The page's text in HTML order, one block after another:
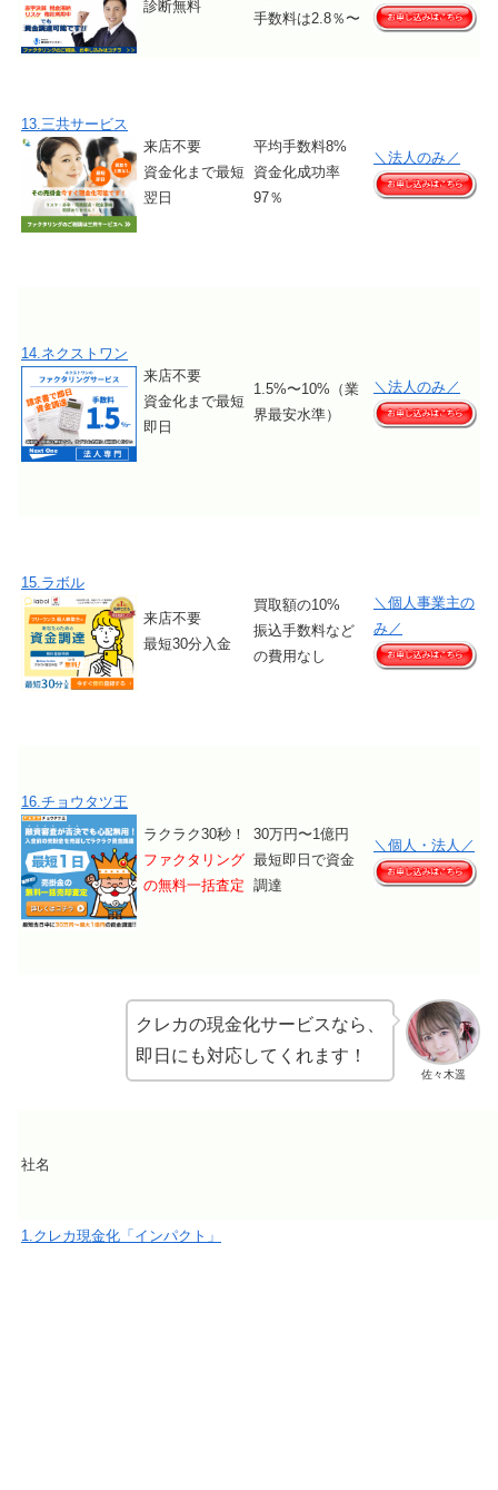
診断無料
手数料は2.8％〜
13.三共サービス
来店不要
資金化まで最短
翌日
平均手数料8%
資金化成功率
97％
＼法人のみ／
14.ネクストワン
来店不要
資金化まで最短
即日
1.5%〜10%（業
界最安水準）
＼法人のみ／
15.ラボル
来店不要
最短30分入金
買取額の10%
振込手数料など
の費用なし
＼個人事業主の
み／
16.チョウタツ王
ラクラク30秒！
ファクタリング
の無料一括査定
30万円〜1億円
最短即日で資金
調達
＼個人・法人／
佐々木遥
クレカの現金化サービスなら、
即日にも対応してくれます！
社名
1.クレカ現金化「インパクト 」